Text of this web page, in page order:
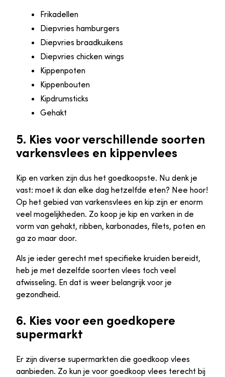
Frikadellen
Diepvries hamburgers
Diepvries braadkuikens
Diepvries chicken wings
Kippenpoten
Kippenbouten
Kipdrumsticks
Gehakt
5. Kies voor verschillende soorten
varkensvlees en kippenvlees
Kip en varken zijn dus het goedkoopste. Nu denk je
vast: moet ik dan elke dag hetzelfde eten? Nee hoor!
Op het gebied van varkensvlees en kip zijn er enorm
veel mogelijkheden. Zo koop je kip en varken in de
vorm van gehakt, ribben, karbonades, filets, poten en
ga zo maar door.
Als je ieder gerecht met specifieke kruiden bereidt,
heb je met dezelfde soorten vlees toch veel
afwisseling. En dat is weer belangrijk voor je
gezondheid.
6. Kies voor een goedkopere
supermarkt
Er zijn diverse supermarkten die goedkoop vlees
aanbieden. Zo kun je voor goedkoop vlees terecht bij